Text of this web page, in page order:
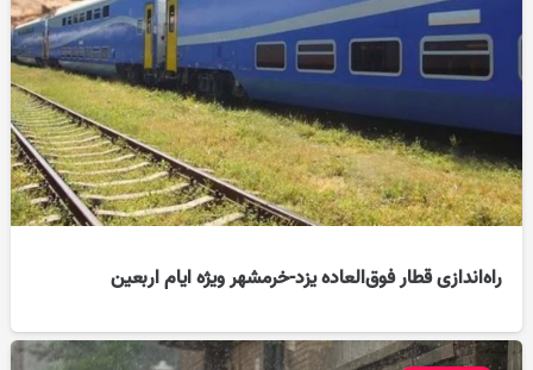
راه‌اندازی قطار فوق‌العاده یزد-خرمشهر ویژه ایام اربعین